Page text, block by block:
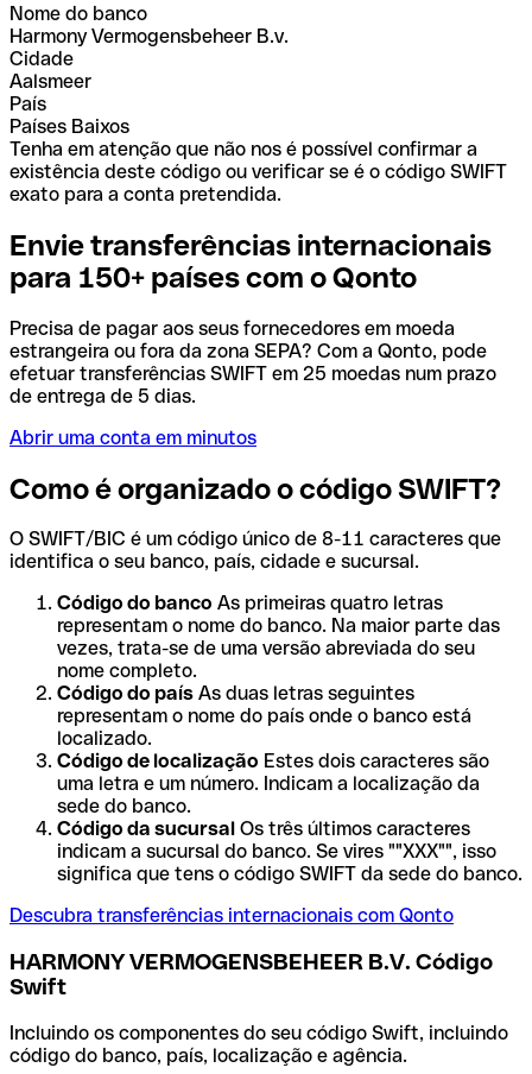
Nome do banco
Harmony Vermogensbeheer B.v.
Cidade
Aalsmeer
País
Países Baixos
Tenha em atenção que não nos é possível confirmar a
existência deste código ou verificar se é o código SWIFT
exato para a conta pretendida.
Envie transferências internacionais
para 150+ países com o Qonto
Precisa de pagar aos seus fornecedores em moeda
estrangeira ou fora da zona SEPA? Com a Qonto, pode
efetuar transferências SWIFT em 25 moedas num prazo
de entrega de 5 dias.
Abrir uma conta em minutos
Como é organizado o código SWIFT?
O SWIFT/BIC é um código único de 8-11 caracteres que
identifica o seu banco, país, cidade e sucursal.
Código do banco As primeiras quatro letras
representam o nome do banco. Na maior parte das
vezes, trata-se de uma versão abreviada do seu
nome completo.
Código do país As duas letras seguintes
representam o nome do país onde o banco está
localizado.
Código de localização Estes dois caracteres são
uma letra e um número. Indicam a localização da
sede do banco.
Código da sucursal Os três últimos caracteres
indicam a sucursal do banco. Se vires ""XXX"", isso
significa que tens o código SWIFT da sede do banco.
Descubra transferências internacionais com Qonto
HARMONY VERMOGENSBEHEER B.V. Código
Swift
Incluindo os componentes do seu código Swift, incluindo
código do banco, país, localização e agência.